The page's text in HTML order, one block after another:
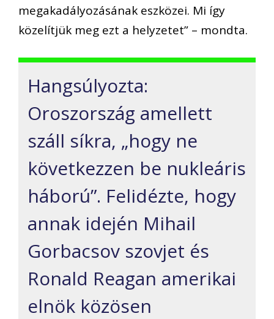
megakadályozásának eszközei. Mi így
közelítjük meg ezt a helyzetet” – mondta.
Hangsúlyozta:
Oroszország amellett
száll síkra, „hogy ne
következzen be nukleáris
háború”. Felidézte, hogy
annak idején Mihail
Gorbacsov szovjet és
Ronald Reagan amerikai
elnök közösen